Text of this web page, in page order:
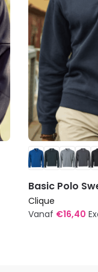
Basic Polo
Clique
Vanaf €16,40